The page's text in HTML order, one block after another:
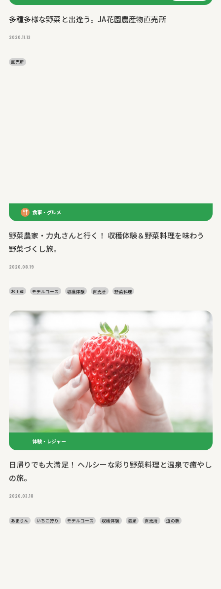
多種多様な野菜と出逢う。JA花園農産物直売所
2020.11.13
直売所
食事・グルメ
野菜農家・力丸さんと行く！ 収穫体験＆野菜料理を味わう
野菜づくし旅。
2020.08.19
お土産 モデルコース 収穫体験 直売所 野菜料理
体験・レジャー
日帰りでも大満足！ ヘルシーな彩り野菜料理と温泉で癒やし
の旅。
2020.03.18
あまりん いちご狩り モデルコース 収穫体験 温泉 直売所 道の駅